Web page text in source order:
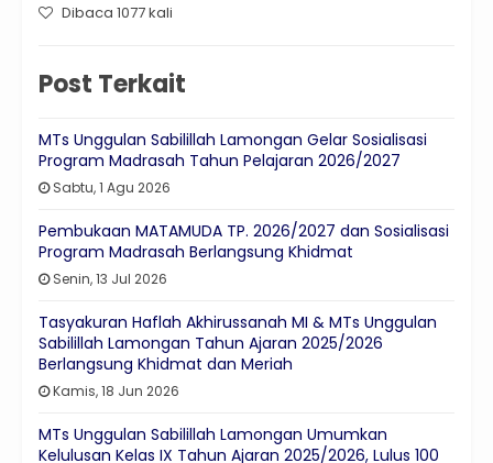
Dibaca 1077 kali
Post Terkait
MTs Unggulan Sabilillah Lamongan Gelar Sosialisasi
Program Madrasah Tahun Pelajaran 2026/2027
Sabtu, 1 Agu 2026
Pembukaan MATAMUDA TP. 2026/2027 dan Sosialisasi
Program Madrasah Berlangsung Khidmat
Senin, 13 Jul 2026
Tasyakuran Haflah Akhirussanah MI & MTs Unggulan
Sabilillah Lamongan Tahun Ajaran 2025/2026
Berlangsung Khidmat dan Meriah
Kamis, 18 Jun 2026
MTs Unggulan Sabilillah Lamongan Umumkan
Kelulusan Kelas IX Tahun Ajaran 2025/2026, Lulus 100